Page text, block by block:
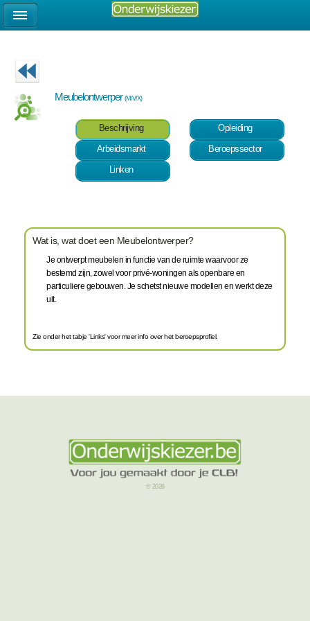
Meubelontwerper(M/V/X)
Beschrijving
Opleiding
Arbeidsmarkt
Beroepssector
Linken
Wat is, wat doet een Meubelontwerper?
Je ontwerpt meubelen in functie van de ruimte waarvoor ze
bestemd zijn, zowel voor privé-woningen als openbare en
particuliere gebouwen. Je schetst nieuwe modellen en werkt deze
uit.
Zie onder het tabje 'Links' voor meer info over het beroepsprofiel.
© 2026